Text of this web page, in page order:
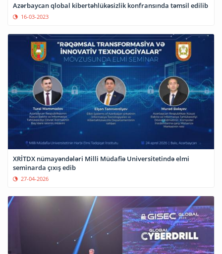
Azərbaycan qlobal kibertəhlükəsizlik konfransında təmsil edilib
16-03-2023
XRİTDX nümayəndələri Milli Müdafiə Universitetində elmi
seminarda çıxış edib
27-04-2026